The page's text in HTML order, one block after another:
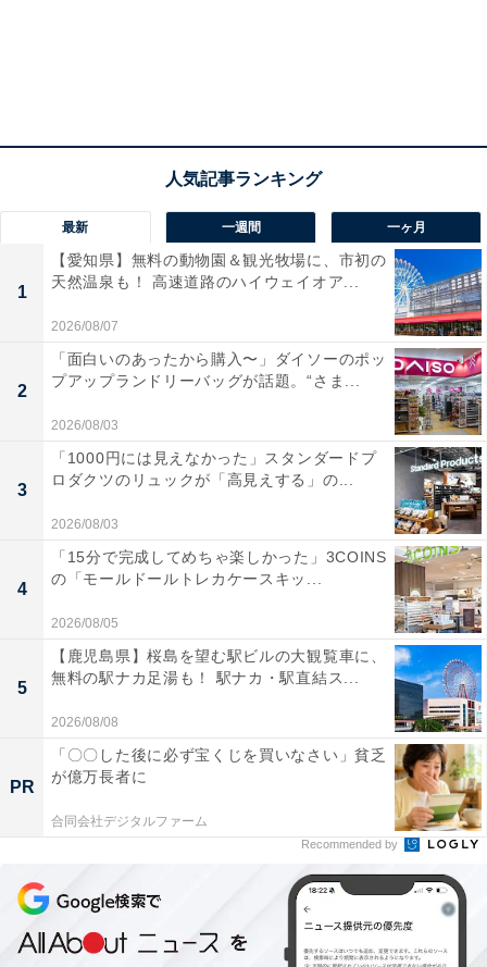
最新 一週間 一ヶ月
1
【愛知県】無料の動物園＆観光牧場に、市初の
天然温泉も！ 高速道路のハイウェイオア...
2026/08/07
2
「面白いのあったから購入〜」ダイソーのポッ
プアップランドリーバッグが話題。“さま...
2026/08/03
3
「1000円には見えなかった」スタンダードプ
ロダクツのリュックが「高見えする」の...
2026/08/03
4
「15分で完成してめちゃ楽しかった」3COINS
の「モールドールトレカケースキッ...
2026/08/05
5
【鹿児島県】桜島を望む駅ビルの大観覧車に、
無料の駅ナカ足湯も！ 駅ナカ・駅直結ス...
2026/08/08
PR
「〇〇した後に必ず宝くじを買いなさい」貧乏
が億万長者に
合同会社デジタルファーム
Recommended by